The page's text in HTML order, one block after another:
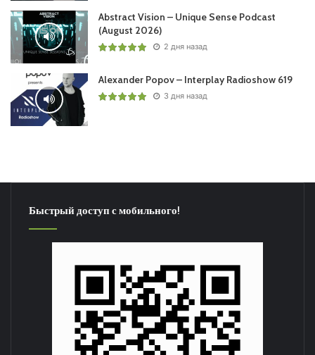
Abstract Vision – Unique Sense Podcast
(August 2026)
2 дня назад
Alexander Popov – Interplay Radioshow 619
3 дня назад
Быстрый доступ с мобильного!